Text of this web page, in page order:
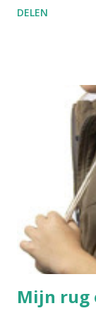
deel knip-en-
nuttig om ook
zou alleszins
destijds bij alle
hebben met
bedrijven die
bewezen dat
Dit in
al eens over
Tuberculose is
DELEN
Mijn rug